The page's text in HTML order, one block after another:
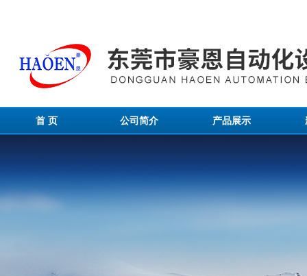
首 页 公司简介 产品展示